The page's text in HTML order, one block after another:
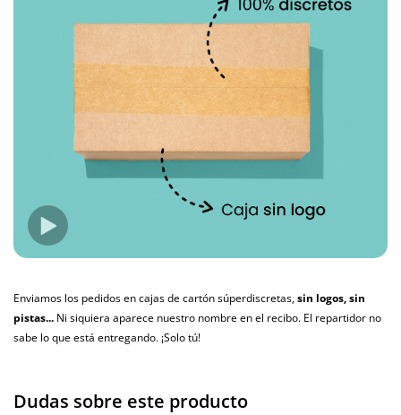
Enviamos los pedidos en cajas de cartón súperdiscretas,sin logos, sin
pistas... Ni siquiera aparece nuestro nombre en el recibo. El repartidor no
sabe lo que está entregando. ¡Solo tú!
Dudas sobre este producto